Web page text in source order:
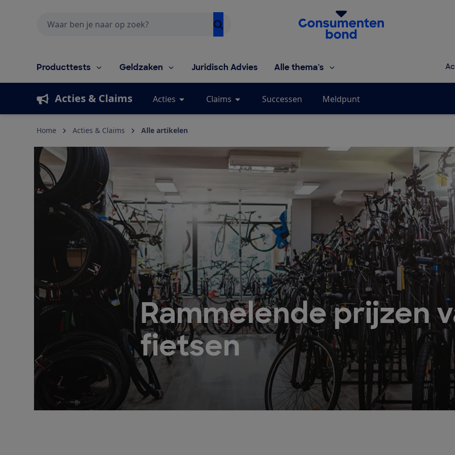
Homepage van de Consumentenbond
Producttests Geldzaken Juridisch Advies Alle thema's
Acties & Claims Acties Claims Successen Meldpunt
Home Acties & Claims Alle artikelen
Rammelende prijzen
fietsen